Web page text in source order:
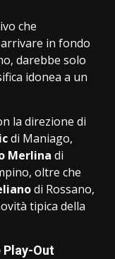
che
in fondo
darebbe solo
idonea a un
la direzione di
di Maniago,
Merlina di
oltre che
di Rossano,
tipica della
Play-Out